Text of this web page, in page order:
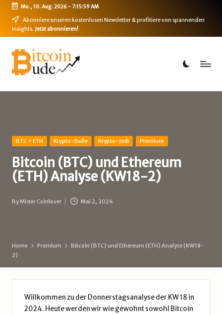
Skip
Mo., 10. Aug. 2026- 7:15:59 AM
Abonniere unseren kostenlosen Newsletter & profitiere von spannenden
Insights. Jetzt abonnieren!
B
i
t
i
n
-
B
e
Bitcoin,
Ethereum,
DeFi
Posted
BTC + ETH Krypto-Bulle Krypto-Jedi Premium
Bitcoin (BTC) und Ethereum
(ETH) Analyse (KW18-2)
Posted
ByMister Coinlover Mai 2, 2024
Home Premium
Bitcoin (BTC) und Ethereum (ETH) Analyse (KW18-
2)
Willkommen zu der Donnerstagsanalyse der KW 18 in
2024. Heute werden wir wie gewohnt sowohl Bitcoin